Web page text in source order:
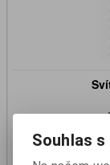
Souhlas